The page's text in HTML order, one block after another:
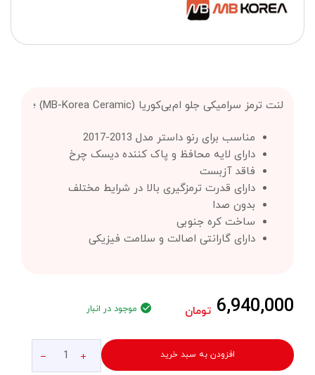
لنت ترمز سرامیکی جلو ام‌بی‌کوریا (MB-Korea Ceramic) ؛
مناسب برای رنو داستر مدل 2013-2017
دارای لایه محافظ و پاک کننده دیسک چرخ
فاقد آزبست
دارای قدرت ترمزگیری بالا در شرایط مختلف
بدون صدا
ساخت کره جنوبی
دارای گارانتی اصالت و سلامت فیزیکی
6,940,000 تومان موجود در انبار
افزودن به سبد خرید